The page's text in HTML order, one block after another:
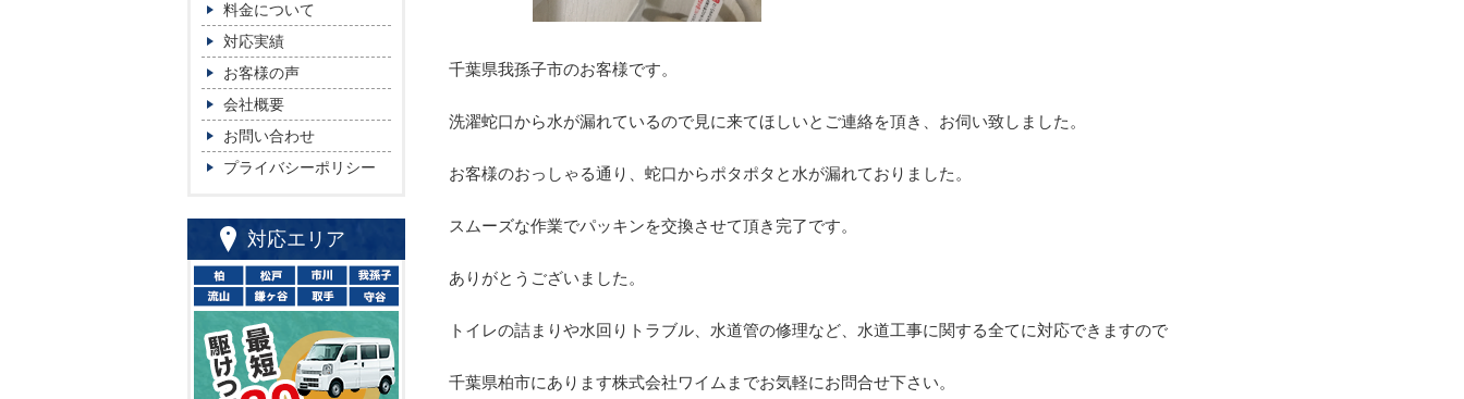
千葉県我孫子市のお客様です。
洗濯蛇口から水が漏れているので見に来てほしいとご連絡を頂き、お伺い致しました。
お客様のおっしゃる通り、蛇口からポタポタと水が漏れておりました。
スムーズな作業でパッキンを交換させて頂き完了です。
ありがとうございました。
トイレの詰まりや水回りトラブル、水道管の修理など、水道工事に関する全てに対応できますので
千葉県柏市にあります株式会社ワイムまでお気軽にお問合せ下さい。
料金について
対応実績
お客様の声
会社概要
お問い合わせ
プライバシーポリシー
対応エリア